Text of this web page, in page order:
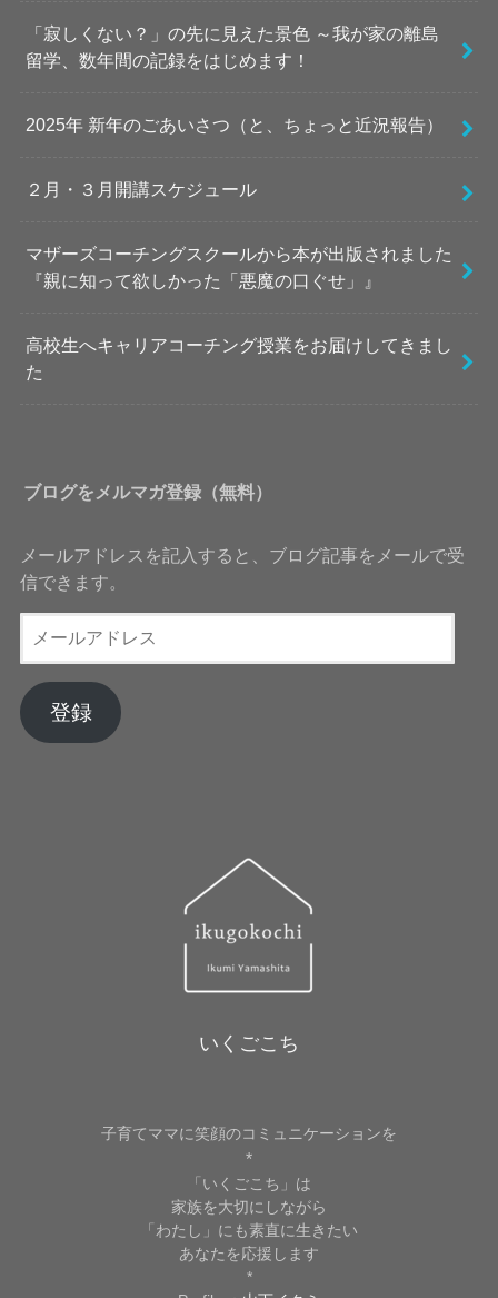
「寂しくない？」の先に見えた景色 ～我が家の離島
留学、数年間の記録をはじめます！
2025年 新年のごあいさつ（と、ちょっと近況報告）
２月・３月開講スケジュール
マザーズコーチングスクールから本が出版されました
『親に知って欲しかった「悪魔の口ぐせ」』
高校生へキャリアコーチング授業をお届けしてきまし
た
ブログをメルマガ登録（無料）
メールアドレスを記入すると、ブログ記事をメールで受
信できます。
ー
ア
ド
登録
いくごこち
子育てママに笑顔のコミュニケーションを
*
「いくごこち」は
家族を大切にしながら
「わたし」にも素直に生きたい
あなたを応援します
*